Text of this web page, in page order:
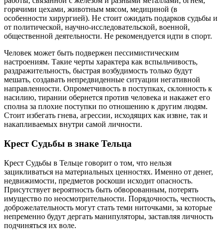
горячими цехами, животным мясом, медициной (в
особенности хирургией). Не стоит ожидать подарков судьбы и
от политической, научно-исследовательской, военной,
общественной деятельности. Не рекомендуется идти в спорт.
Человек может быть подвержен пессимистическим
настроениям. Такие черты характера как вспыльчивость,
раздражительность, быстрая возбудимость только будут
мешать, создавать непредвиденные ситуации негативной
направленности. Опрометчивость в поступках, склонность к
насилию, тирании обернется против человека и накажет его
сполна за плохие поступки по отношению к другим людям.
Стоит избегать гнева, агрессии, исходящих как извне, так и
накапливаемых внутри самой личности.
Крест Судьбы в знаке Тельца
Крест Судьбы в Тельце говорит о том, что нельзя
зацикливаться на материальных ценностях. Именно от денег,
недвижимости, предметов роскоши исходит опасность.
Присутствует вероятность быть обворованным, потерять
имущество по неосмотрительности. Порядочность, честность,
доброжелательность могут стать теми ниточками, за которые
непременно будут дергать манипуляторы, заставляя личность
подчиняться их воле.